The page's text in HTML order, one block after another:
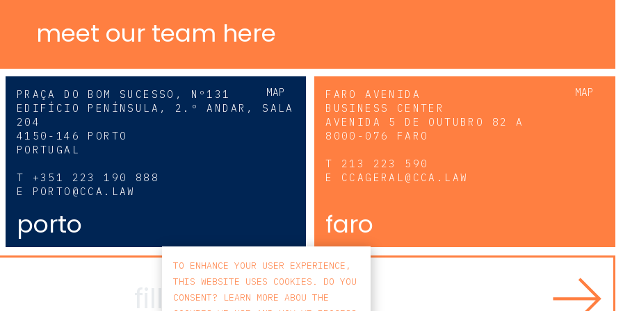
meet our team here
MAP
PRAÇA DO BOM SUCESSO, Nº131
EDIFÍCIO PENÍNSULA, 2.º ANDAR, SALA
204
4150-146 PORTO
PORTUGAL
T +351 223 190 888
E PORTO@CCA.LAW
porto
MAP
FARO AVENIDA
BUSINESS CENTER
AVENIDA 5 DE OUTUBRO 82 A
8000-076 FARO
T 213 223 590
E CCAGERAL@CCA.LAW
faro
TO ENHANCE YOUR USER EXPERIENCE,
THIS WEBSITE USES COOKIES. DO YOU
CONSENT? LEARN MORE ABOU THE